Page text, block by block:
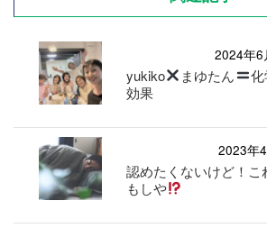
2024年6
yukiko まゆたん
効果
2023年
認めたくないけど！こ
もしや